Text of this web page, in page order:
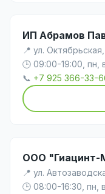
ИП Абрамов
📍 ул.
🕒 09:00-19:00, пн,
📞 +7 925 366-33-
ООО
📍 ул.
🕒 08:00-16:30, пн,